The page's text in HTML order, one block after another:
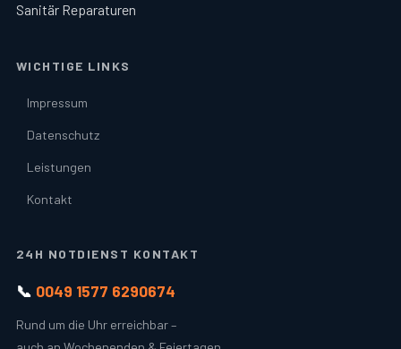
Sanitär Reparaturen
WICHTIGE LINKS
Impressum
Datenschutz
Leistungen
Kontakt
24H NOTDIENST KONTAKT
📞 0049 1577 6290674
Rund um die Uhr erreichbar –